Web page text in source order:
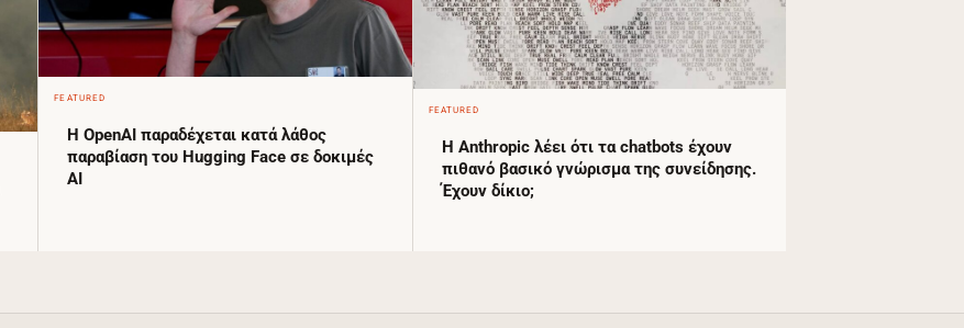
FEATURED
Η OpenAI παραδέχεται κατά λάθος
παραβίαση του Hugging Face σε δοκιμές
AI
FEATURED
Η Anthropic λέει ότι τα chatbots έχουν
πιθανό βασικό γνώρισμα της συνείδησης.
Έχουν δίκιο;